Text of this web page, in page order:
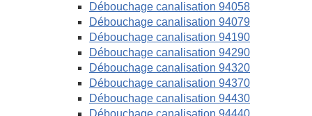
Débouchage canalisation 94058
Débouchage canalisation 94079
Débouchage canalisation 94190
Débouchage canalisation 94290
Débouchage canalisation 94320
Débouchage canalisation 94370
Débouchage canalisation 94430
Débouchage canalisation 94440